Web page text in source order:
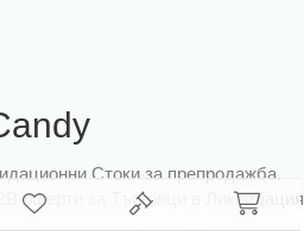
Стоки за препродажба.
оферти за Търговци в Ликвидация